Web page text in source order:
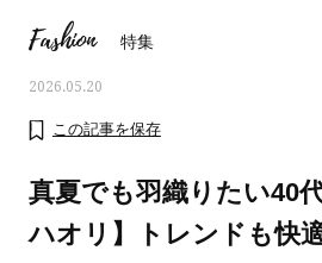
Fashion 特集
2026.05.20
この記事を保存
真夏でも羽織りたい40
ハオリ】トレンドも快